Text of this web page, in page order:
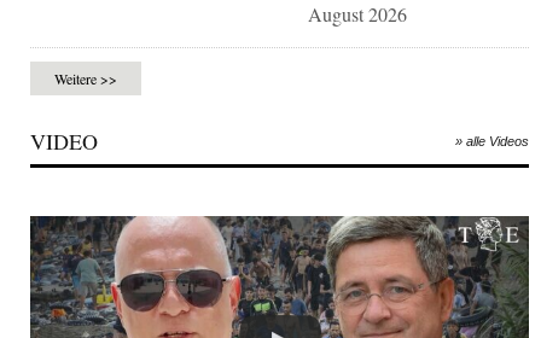
August 2026
Weitere >>
VIDEO » alle Videos